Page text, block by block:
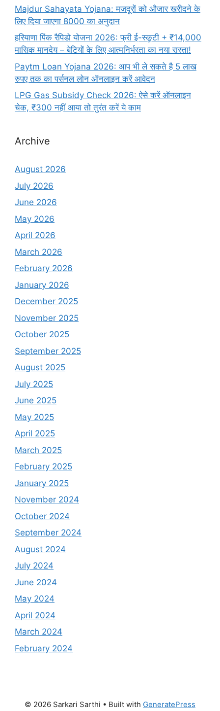
Majdur Sahayata Yojana: मजदूरों को औजार खरीदने के
लिए दिया जाएगा 8000 का अनुदान
हरियाणा पिंक रैपिडो योजना 2026: फ्री ई-स्कूटी + ₹14,000
मासिक मानदेय – बेटियों के लिए आत्मनिर्भरता का नया रास्ता!
Paytm Loan Yojana 2026: आप भी ले सकते है 5 लाख
रुपए तक का पर्सनल लोन ऑनलाइन करें आवेदन
LPG Gas Subsidy Check 2026: ऐसे करें ऑनलाइन
चेक, ₹300 नहीं आया तो तुरंत करें ये काम
Archive
August 2026
July 2026
June 2026
May 2026
April 2026
March 2026
February 2026
January 2026
December 2025
November 2025
October 2025
September 2025
August 2025
July 2025
June 2025
May 2025
April 2025
March 2025
February 2025
January 2025
November 2024
October 2024
September 2024
August 2024
July 2024
June 2024
May 2024
April 2024
March 2024
February 2024
© 2026 Sarkari Sarthi • Built with GeneratePress